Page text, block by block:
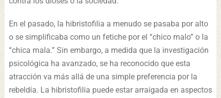
En el pasado, la hibristofilia a menudo se pasaba por alto
o se simplificaba como un fetiche por el “chico malo” o la
“chica mala.” Sin embargo, a medida que la investigación
psicológica ha avanzado, se ha reconocido que esta
atracción va más allá de una simple preferencia por la
rebeldía. La hibristofilia puede estar arraigada en aspectos